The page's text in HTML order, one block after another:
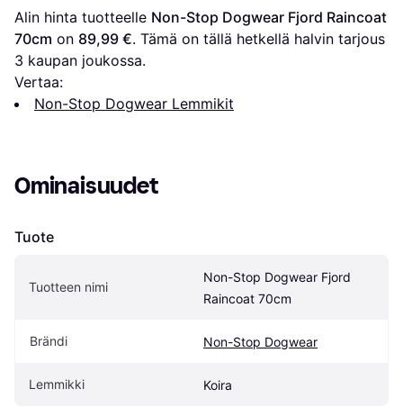
Alin hinta tuotteelle Non-Stop Dogwear Fjord Raincoat
70cm on 89,99 €
3 kaupan joukossa.
Vertaa:
Non-Stop Dogwear Lemmikit
Ominaisuudet
Tuote
Tuotteen nimi
Non-Stop Dogwear Fjord
Raincoat 70cm
Brändi Non-Stop Dogwear
Lemmikki Koira